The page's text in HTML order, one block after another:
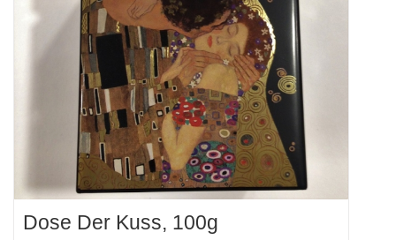
Dose Der Kuss, 100g